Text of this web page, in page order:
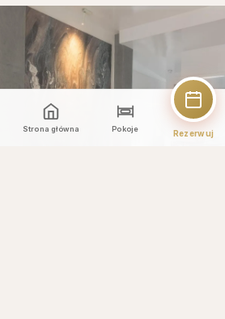
Strona główna Pokoje Rezerwuj